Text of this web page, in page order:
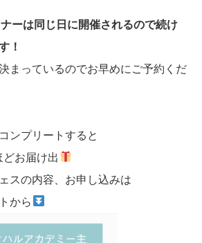
ーは同じ日に開催されるので続け
！
まっているのでお早めにご予約くだ
ンプリートすると
どお届け出
スの内容、お申し込みは
から